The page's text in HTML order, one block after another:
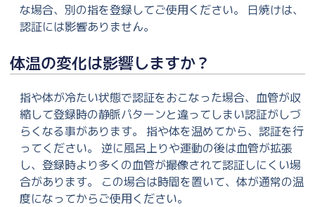
な場合、別の指を登録してご使用ください。 日焼けは、
認証には影響ありません。
体温の変化は影響しますか？
指や体が冷たい状態で認証をおこなった場合、血管が収
縮して登録時の静脈パターンと違ってしまい認証がしづ
らくなる事があります。 指や体を温めてから、認証を行
ってください。 逆に風呂上りや運動の後は血管が拡張
し、登録時より多くの血管が撮像されて認証しにくい場
合があります。 この場合は時間を置いて、体が通常の温
度になってからご使用ください。